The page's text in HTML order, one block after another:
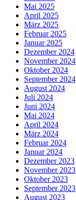
Mai 2025
April 2025
März 2025
Februar 2025
Januar 2025
Dezember 2024
November 2024
Oktober 2024
September 2024
August 2024
Juli 2024
Juni 2024
Mai 2024
April 2024
März 2024
Februar 2024
Januar 2024
Dezember 2023
November 2023
Oktober 2023
September 2023
August 2023